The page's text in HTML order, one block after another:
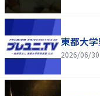
東都大学
2026/06/